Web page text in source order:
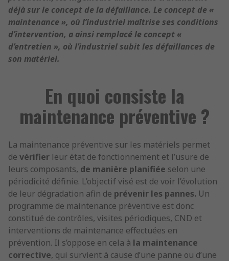
déjà sur le concept de la défaillance. Le concept de «
maintenance », où l’industriel maîtrise ses conditions
d’intervention, a ainsi remplacé le concept «
d’entretien », où l’industriel subit les défaillances de
son matériel.
En quoi consiste la
maintenance préventive ?
La maintenance préventive sur les matériels permet
de vérifier leur état de fonctionnement et l’usure de
leurs composants, de manière planifiée selon une
périodicité définie. L’objectif visé est de voir l’évolution
de leur dégradation afin de prévenir les pannes. Un
programme de maintenance préventive est donc
constitué de contrôles, visites périodiques, CND et
interventions de maintenance effectuées en
prévention. Il s’oppose en cela à la maintenance
corrective, qui survient à cause d’une panne ou d’une